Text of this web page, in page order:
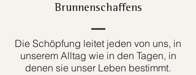
Brunnenschaffens
Die Schöpfung leitet jeden von uns, in
unserem Alltag wie in den Tagen, in
denen sie unser Leben bestimmt.